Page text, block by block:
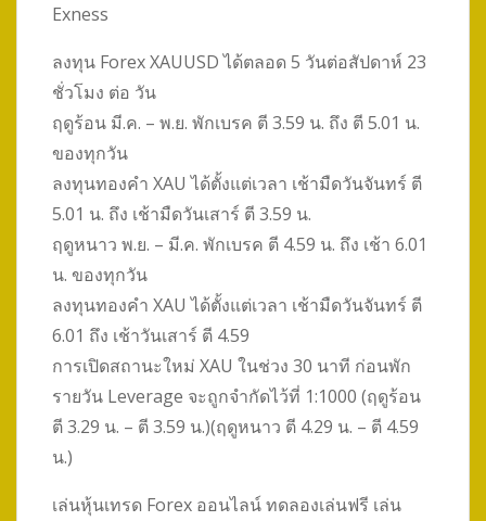
Exness
ลงทุน Forex XAUUSD ได้ตลอด 5 วันต่อสัปดาห์ 23
ชั่วโมง ต่อ วัน
ฤดูร้อน มี.ค. – พ.ย. พักเบรค ตี 3.59 น. ถึง ตี 5.01 น.
ของทุกวัน
ลงทุนทองคำ XAU ได้ตั้งแต่เวลา เช้ามืดวันจันทร์ ตี
5.01 น. ถึง เช้ามืดวันเสาร์ ตี 3.59 น.
ฤดูหนาว พ.ย. – มี.ค. พักเบรค ตี 4.59 น. ถึง เช้า 6.01
น. ของทุกวัน
ลงทุนทองคำ XAU ได้ตั้งแต่เวลา เช้ามืดวันจันทร์ ตี
6.01 ถึง เช้าวันเสาร์ ตี 4.59
การเปิดสถานะใหม่ XAU ในช่วง 30 นาที ก่อนพัก
รายวัน Leverage จะถูกจำกัดไว้ที่ 1:1000 (ฤดูร้อน
ตี 3.29 น. – ตี 3.59 น.)(ฤดูหนาว ตี 4.29 น. – ตี 4.59
น.)
เล่นหุ้นเทรด Forex ออนไลน์ ทดลองเล่นฟรี เล่น